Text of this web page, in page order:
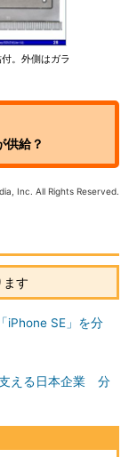
。外側はガラ
供給？
Inc. All Rights Reserved.
ます
SE」を分
える日本企業 分